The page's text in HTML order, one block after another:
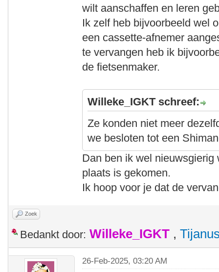
wilt aanschaffen en leren
Ik zelf heb bijvoorbeeld wel
een cassette-afnemer
te vervangen heb ik
de fietsenmaker.
Willeke_IGKT schreef:
Ze konden niet meer
we besloten tot een
Dan ben ik wel
plaats is gekomen.
Ik hoop voor je dat de
Zoek
Bedankt door: Willeke_IGKT ,
26-Feb-2025, 03:20 AM